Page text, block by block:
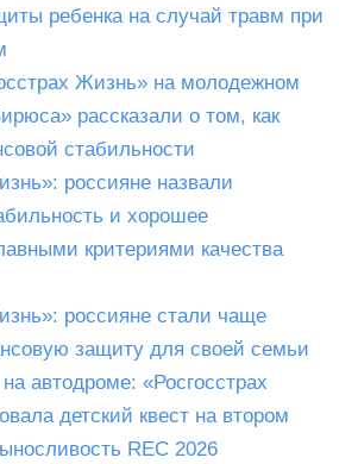
ребенка на случай травм при
Жизнь» на молодежном
рассказали о том, как
стабильности
россияне назвали
и хорошее
критериями качества
россияне стали чаще
защиту для своей семьи
автодроме: «Росгосстрах
детский квест на втором
REC 2026